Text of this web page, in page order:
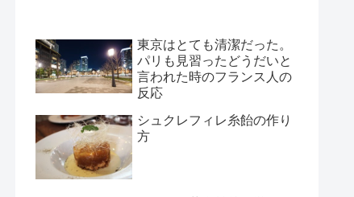
東京はとても清潔だった。
パリも見習ったどうだいと
言われた時のフランス人の
反応
シュクレフィレ糸飴の作り
方